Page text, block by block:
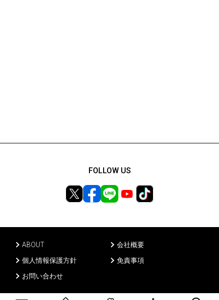
ABOUT
会社概要
個人情報保護方針
免責事項
お問い合わせ
FOLLOW US